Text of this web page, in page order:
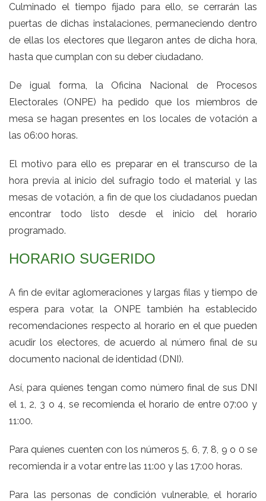
Culminado el tiempo fijado para ello, se cerrarán las
puertas de dichas instalaciones, permaneciendo dentro
de ellas los electores que llegaron antes de dicha hora,
hasta que cumplan con su deber ciudadano.
De igual forma, la Oficina Nacional de Procesos
Electorales (ONPE) ha pedido que los miembros de
mesa se hagan presentes en los locales de votación a
las 06:00 horas.
El motivo para ello es preparar en el transcurso de la
hora previa al inicio del sufragio todo el material y las
mesas de votación, a fin de que los ciudadanos puedan
encontrar todo listo desde el inicio del horario
programado.
HORARIO SUGERIDO
A fin de evitar aglomeraciones y largas filas y tiempo de
espera para votar, la ONPE también ha establecido
recomendaciones respecto al horario en el que pueden
acudir los electores, de acuerdo al número final de su
documento nacional de identidad (DNI).
Así, para quienes tengan como número final de sus DNI
el 1, 2, 3 o 4, se recomienda el horario de entre 07:00 y
11:00.
Para quienes cuenten con los números 5, 6, 7, 8, 9 o 0 se
recomienda ir a votar entre las 11:00 y las 17:00 horas.
Para las personas de condición vulnerable, el horario